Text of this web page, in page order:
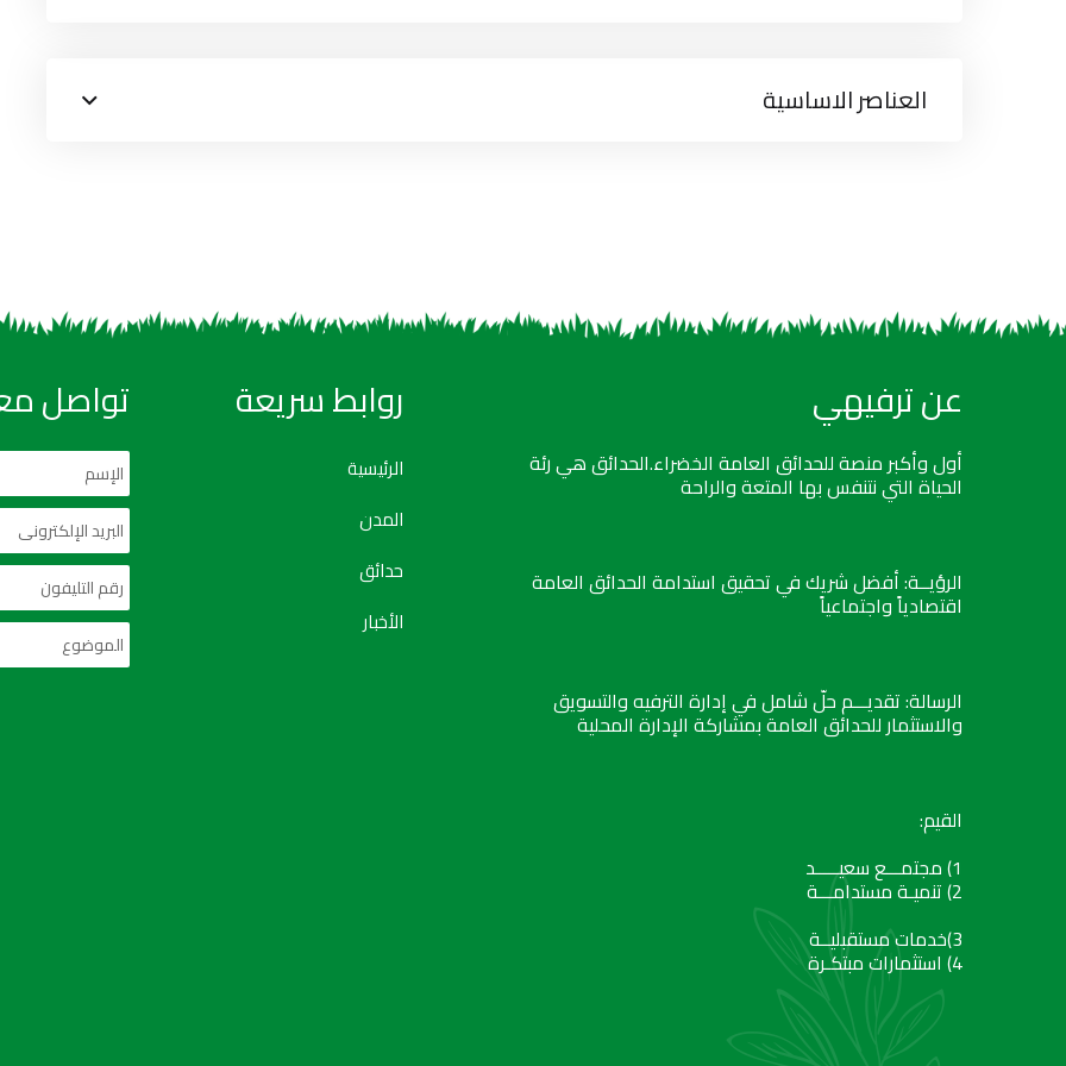
العناصر الاساسية
عن ترفيهي
أول وأكبر منصة للحدائق العامة الخضراء.الحدائق هي رئة
الحياة التي نتنفس بها المتعة والراحة
الرؤيــة: أفضل شريك في تحقيق استدامة الحدائق العامة
اقتصادياً واجتماعياً
الرسالة: تقديـــم حلّ شامل في إدارة الترفيه والتسويق
والاستثمار للحدائق العامة بمشاركة الإدارة المحلية
القيم:
1) مجتمـــع سعيـــــد
2) تنميـة مستدامـــة
3)خدمات مستقبليــة
4) استثمارات مبتكـرة
روابط سريعة
الرئيسية
المدن
حدائق
الأخبار
تواصل